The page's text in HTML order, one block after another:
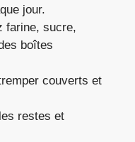
jour.
farine, sucre,
boîtes
couverts et
restes et